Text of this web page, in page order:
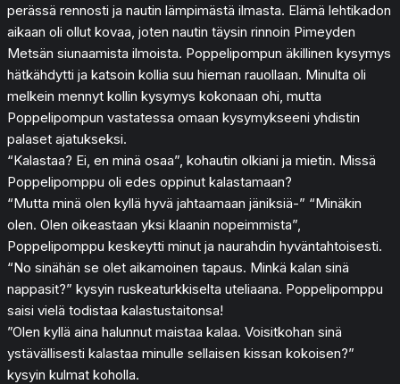
perässä rennosti ja nautin lämpimästä ilmasta. Elämä lehtikadon
aikaan oli ollut kovaa, joten nautin täysin rinnoin Pimeyden
Metsän siunaamista ilmoista. Poppelipompun äkillinen kysymys
hätkähdytti ja katsoin kollia suu hieman rauollaan. Minulta oli
melkein mennyt kollin kysymys kokonaan ohi, mutta
Poppelipompun vastatessa omaan kysymykseeni yhdistin
palaset ajatukseksi.
“Kalastaa? Ei, en minä osaa”, kohautin olkiani ja mietin. Missä
Poppelipomppu oli edes oppinut kalastamaan?
“Mutta minä olen kyllä hyvä jahtaamaan jäniksiä-” “Minäkin
olen. Olen oikeastaan yksi klaanin nopeimmista”,
Poppelipomppu keskeytti minut ja naurahdin hyväntahtoisesti.
“No sinähän se olet aikamoinen tapaus. Minkä kalan sinä
nappasit?” kysyin ruskeaturkkiselta uteliaana. Poppelipomppu
saisi vielä todistaa kalastustaitonsa!
”Olen kyllä aina halunnut maistaa kalaa. Voisitkohan sinä
ystävällisesti kalastaa minulle sellaisen kissan kokoisen?”
kysyin kulmat koholla.